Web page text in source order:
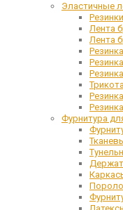
Эластичные
Лента
Лента
Фурнитура